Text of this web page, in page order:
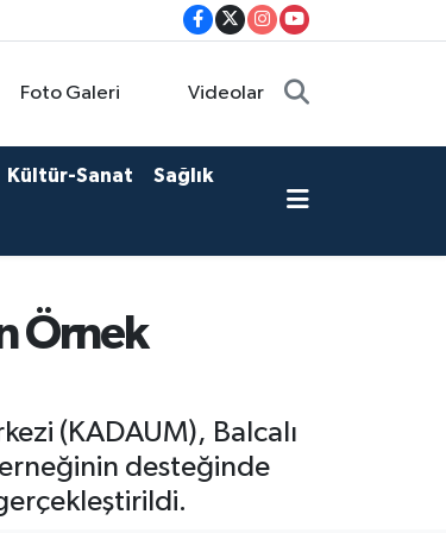
Foto Galeri Videolar
Kültür-Sanat Sağlık
Örnek
(KADAUM), Balcalı
desteğinde